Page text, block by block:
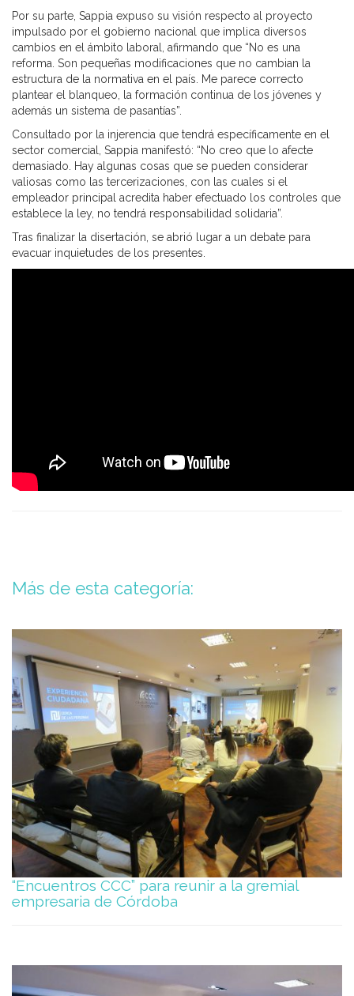
Por su parte, Sappia expuso su visión respecto al proyecto
impulsado por el gobierno nacional que implica diversos
cambios en el ámbito laboral, afirmando que “No es una
reforma. Son pequeñas modificaciones que no cambian la
estructura de la normativa en el país. Me parece correcto
plantear el blanqueo, la formación continua de los jóvenes y
además un sistema de pasantías”.
Consultado por la injerencia que tendrá específicamente en el
sector comercial, Sappia manifestó: “No creo que lo afecte
demasiado. Hay algunas cosas que se pueden considerar
valiosas como las tercerizaciones, con las cuales si el
empleador principal acredita haber efectuado los controles que
establece la ley, no tendrá responsabilidad solidaria”.
Tras finalizar la disertación, se abrió lugar a un debate para
evacuar inquietudes de los presentes.
Más de esta categoría:
“Encuentros CCC” para reunir a la gremial
empresaria de Córdoba